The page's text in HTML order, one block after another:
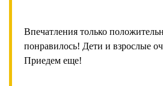
Впечатления только
понравилось! Дети и взрослые
Приедем еще!